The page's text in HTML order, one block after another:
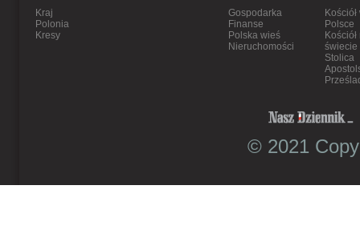
Kraj
Polonia
Kresy
Gospodarka
Finanse
Polska wieś
Nieruchomości
Kościół
Polsce
Kościół
świecie
Stolica
© 2021